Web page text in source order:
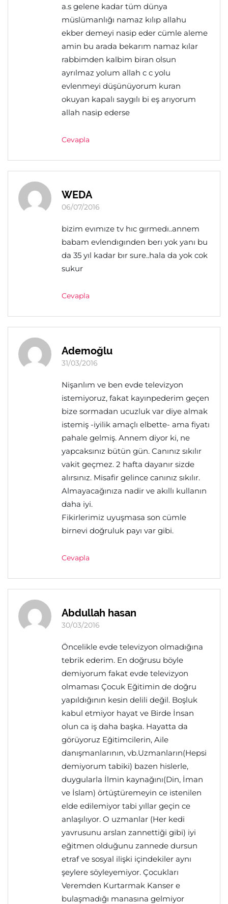
a.s gelene kadar tüm dünya
müslümanlığı namaz kılıp allahu
ekber demeyi nasip eder cümle aleme
amin bu arada bekarım namaz kılar
rabbimden kalbim biran olsun
ayrılmaz yolum allah c c yolu
evlenmeyi düşünüyorum kuran
okuyan kapalı saygılı bi eş arıyorum
allah nasip ederse
Cevapla
WEDA
06/07/2016
bizim evımıze tv hıc gırmedı..annem
babam evlendıgınden berı yok yanı bu
da 35 yıl kadar bır sure..hala da yok cok
sukur
Cevapla
Ademoğlu
31/03/2016
Nişanlım ve ben evde televizyon
istemiyoruz, fakat kayınpederim geçen
bize sormadan ucuzluk var diye almak
istemiş -iyilik amaçlı elbette- ama fiyatı
pahale gelmiş. Annem diyor ki, ne
yapcaksınız bütün gün. Canınız sıkılır
vakit geçmez. 2 hafta dayanır sizde
alırsınız. Misafir gelince canınız sıkılır.
Almayacağınıza nadir ve akıllı kullanın
daha iyi.
Fikirlerimiz uyuşmasa son cümle
birnevi doğruluk payı var gibi.
Cevapla
Abdullah hasan
30/03/2016
Öncelikle evde televizyon olmadığına
tebrik ederim. En doğrusu böyle
demiyorum fakat evde televizyon
olmaması Çocuk Eğitimin de doğru
yapıldığının kesin delili değil. Boşluk
kabul etmiyor hayat ve Birde İnsan
olun ca iş daha başka. Hayatta da
görüyoruz Eğitimcilerin, Aile
danışmanlarının, vb.Uzmanların(Hepsi
demiyorum tabiki) bazen hislerle,
duygularla İlmin kaynağını(Din, İman
ve İslam) örtüştüremeyin ce istenilen
elde edilemiyor tabi yıllar geçin ce
anlaşılıyor. O uzmanlar (Her kedi
yavrusunu arslan zannettiği gibi) iyi
eğitmen olduğunu zannede dursun
etraf ve sosyal ilişki içindekiler aynı
şeylere söyleyemiyor. Çocukları
Veremden Kurtarmak Kanser e
bulaşmadığı manasına gelmiyor